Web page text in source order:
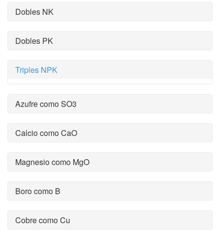
Dobles NK
Dobles PK
Triples NPK
Azufre como SO3
Calcio como CaO
Magnesio como MgO
Boro como B
Cobre como Cu